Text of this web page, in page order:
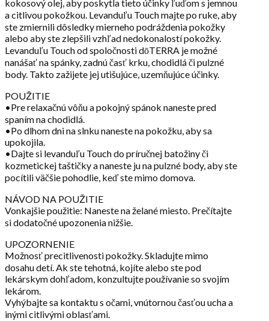
kokosový olej, aby poskytla tieto účinky ľuďom s jemnou
a citlivou pokožkou. Levanduľu Touch majte po ruke, aby
ste zmiernili dôsledky mierneho podráždenia pokožky
alebo aby ste zlepšili vzhľad nedokonalostí pokožky.
Levanduľu Touch od spoločnosti dōTERRA je možné
nanášať na spánky, zadnú časť krku, chodidlá či pulzné
body. Takto zažijete jej utišujúce, uzemňujúce účinky.
POUŽITIE
•Pre relaxačnú vôňu a pokojný spánok naneste pred
spaním na chodidlá.
•Po dlhom dni na slnku naneste na pokožku, aby sa
upokojila.
•Dajte si levanduľu Touch do príručnej batožiny či
kozmetickej taštičky a naneste ju na pulzné body, aby ste
pocítili väčšie pohodlie, keď ste mimo domova.
NÁVOD NA POUŽITIE
Vonkajšie použitie: Naneste na želané miesto. Prečítajte
si dodatočné upozonenia nižšie.
UPOZORNENIE
Možnosť precitlivenosti pokožky. Skladujte mimo
dosahu detí. Ak ste tehotná, kojíte alebo ste pod
lekárskym dohľadom, konzultujte používanie so svojím
lekárom.
Vyhýbajte sa kontaktu s očami, vnútornou časťou ucha a
inými citlivými oblasťami.